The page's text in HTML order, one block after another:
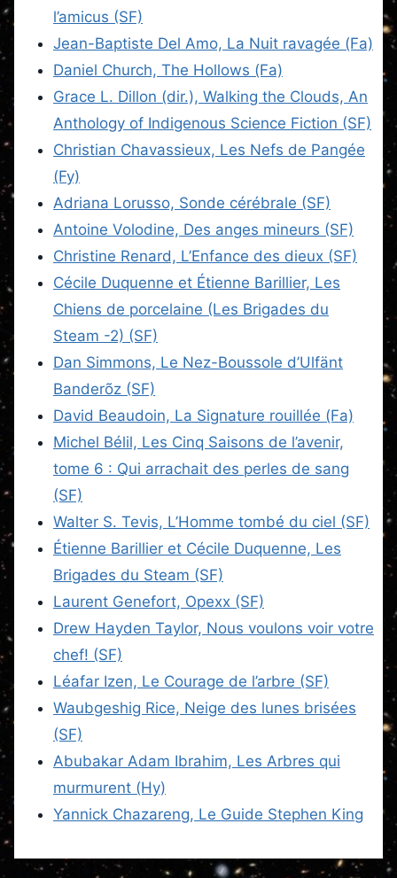
l’amicus (SF)
Jean-Baptiste Del Amo, La Nuit ravagée (Fa)
Daniel Church, The Hollows (Fa)
Grace L. Dillon (dir.), Walking the Clouds, An
Anthology of Indigenous Science Fiction (SF)
Christian Chavassieux, Les Nefs de Pangée
(Fy)
Adriana Lorusso, Sonde cérébrale (SF)
Antoine Volodine, Des anges mineurs (SF)
Christine Renard, L’Enfance des dieux (SF)
Cécile Duquenne et Étienne Barillier, Les
Chiens de porcelaine (Les Brigades du
Steam -2) (SF)
Dan Simmons, Le Nez-Boussole d’Ulfänt
Banderõz (SF)
David Beaudoin, La Signature rouillée (Fa)
Michel Bélil, Les Cinq Saisons de l’avenir,
tome 6 : Qui arrachait des perles de sang
(SF)
Walter S. Tevis, L’Homme tombé du ciel (SF)
Étienne Barillier et Cécile Duquenne, Les
Brigades du Steam (SF)
Laurent Genefort, Opexx (SF)
Drew Hayden Taylor, Nous voulons voir votre
chef! (SF)
Léafar Izen, Le Courage de l’arbre (SF)
Waubgeshig Rice, Neige des lunes brisées
(SF)
Abubakar Adam Ibrahim, Les Arbres qui
murmurent (Hy)
Yannick Chazareng, Le Guide Stephen King